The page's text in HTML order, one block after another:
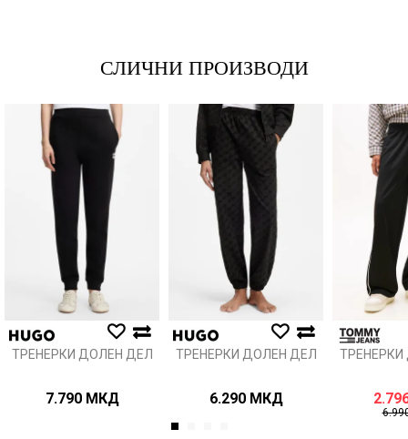
Порака
Анти спам заштита - пресметајте колку е 2 + 3 :
ИСПРАТИ
СЛИЧНИ ПРОИЗВОДИ
ТРЕНЕРКИ ДОЛЕН ДЕЛ
7.790 МКД
ТРЕНЕРКИ ДОЛЕН ДЕЛ
6.290 МКД
1